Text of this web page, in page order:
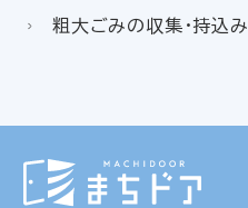
粗大ごみの収集・持込み